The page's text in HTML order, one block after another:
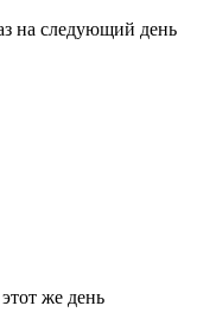
на следующий день
же день